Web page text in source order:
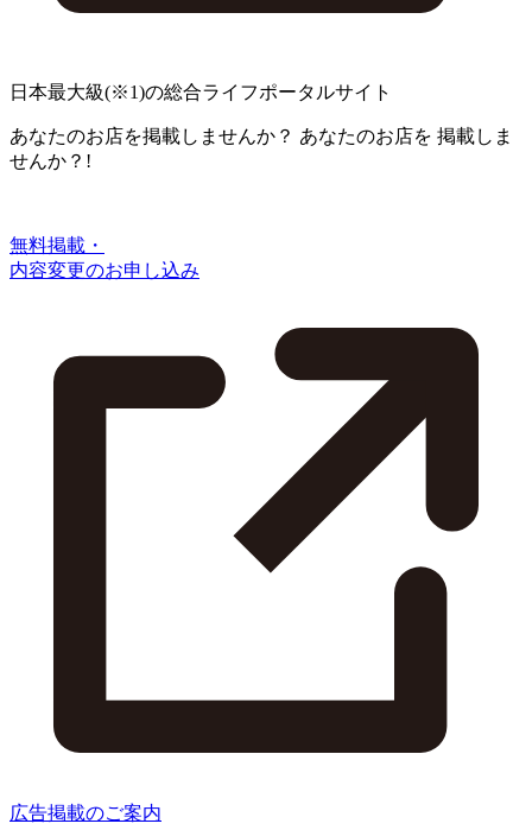
日本最大級(※1)の総合ライフポータルサイト
あなたのお店を掲載しませんか？ あなたのお店を 掲載しま
せんか？!
無料掲載・
内容変更のお申し込み
広告掲載のご案内